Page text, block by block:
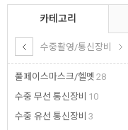
카테고리
수중촬영/통신장비
풀페이스마스크/헬멧 28
수중 무선 통신장비 10
수중 유선 통신장비 3